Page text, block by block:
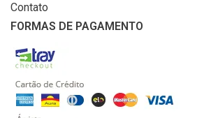
Contato
FORMAS DE PAGAMENTO